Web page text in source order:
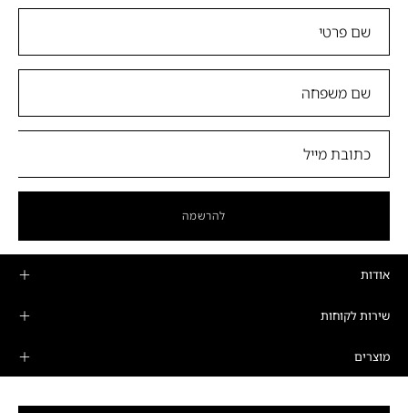
להרשמה
אודות
שירות לקוחות
מוצרים